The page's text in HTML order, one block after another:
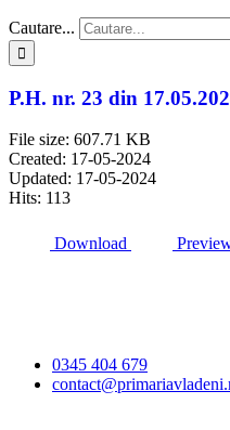
Cautare...
P.H. nr. 23 din
File size: 607.71 KB
Created: 17-05-2024
Updated: 17-05-2024
Hits: 113
Download
0345 404 679